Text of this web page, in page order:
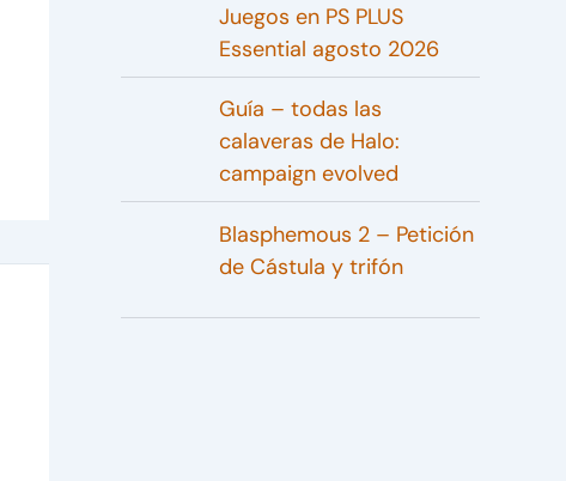
Juegos en PS PLUS
Essential agosto 2026
Guía – todas las
calaveras de Halo:
campaign evolved
Blasphemous 2 – Petición
de Cástula y trifón